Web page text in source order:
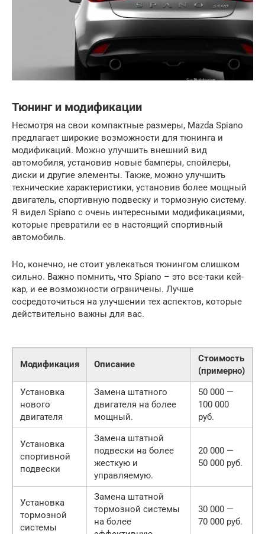
Тюнинг и модификации
Несмотря на свои компактные размеры, Mazda Spiano
предлагает широкие возможности для тюнинга и
модификаций. Можно улучшить внешний вид
автомобиля, установив новые бамперы, спойлеры,
диски и другие элементы. Также, можно улучшить
технические характеристики, установив более мощный
двигатель, спортивную подвеску и тормозную систему.
Я видел Spiano с очень интересными модификациями,
которые превратили ее в настоящий спортивный
автомобиль.
Но, конечно, не стоит увлекаться тюнингом слишком
сильно. Важно помнить, что Spiano – это все-таки кей-
кар, и ее возможности ограничены. Лучше
сосредоточиться на улучшении тех аспектов, которые
действительно важны для вас.
Модификация Описание
Стоимость
(примерно)
Установка
нового
двигателя
Замена штатного
двигателя на более
мощный.
50 000 —
100 000
руб.
Установка
спортивной
подвески
Замена штатной
подвески на более
жесткую и
управляемую.
20 000 —
50 000 руб.
Установка
тормозной
системы
Замена штатной
тормозной системы
на более
30 000 —
70 000 руб.